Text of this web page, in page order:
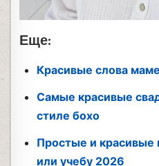
Еще:
Красивые слова
Самые красивые
стиле бохо
Простые и красивые
или учебу 2026